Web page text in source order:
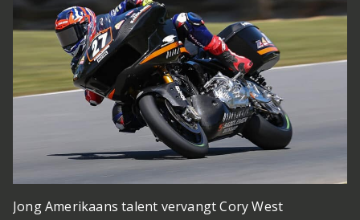
Jong Amerikaans talent vervangt Cory West